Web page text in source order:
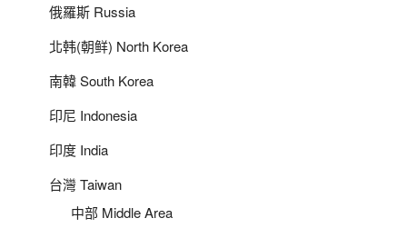
俄羅斯 Russia
北韩(朝鲜) North Korea
南韓 South Korea
印尼 Indonesia
印度 India
台灣 Taiwan
中部 Middle Area